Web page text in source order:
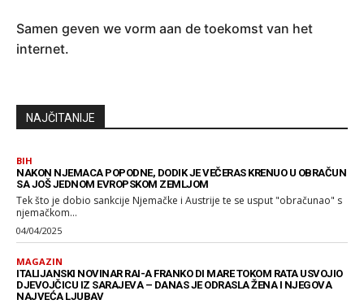
Samen geven we vorm aan de toekomst van het
internet.
NAJČITANIJE
BIH
NAKON NJEMACA POPODNE, DODIK JE VEČERAS KRENUO U OBRAČUN
SA JOŠ JEDNOM EVROPSKOM ZEMLJOM
Tek što je dobio sankcije Njemačke i Austrije te se usput "obračunao" s
njemačkom...
04/04/2025
MAGAZIN
ITALIJANSKI NOVINAR RAI-A FRANKO DI MARE TOKOM RATA USVOJIO
DJEVOJČICU IZ SARAJEVA – DANAS JE ODRASLA ŽENA I NJEGOVA
NAJVEĆA LJUBAV